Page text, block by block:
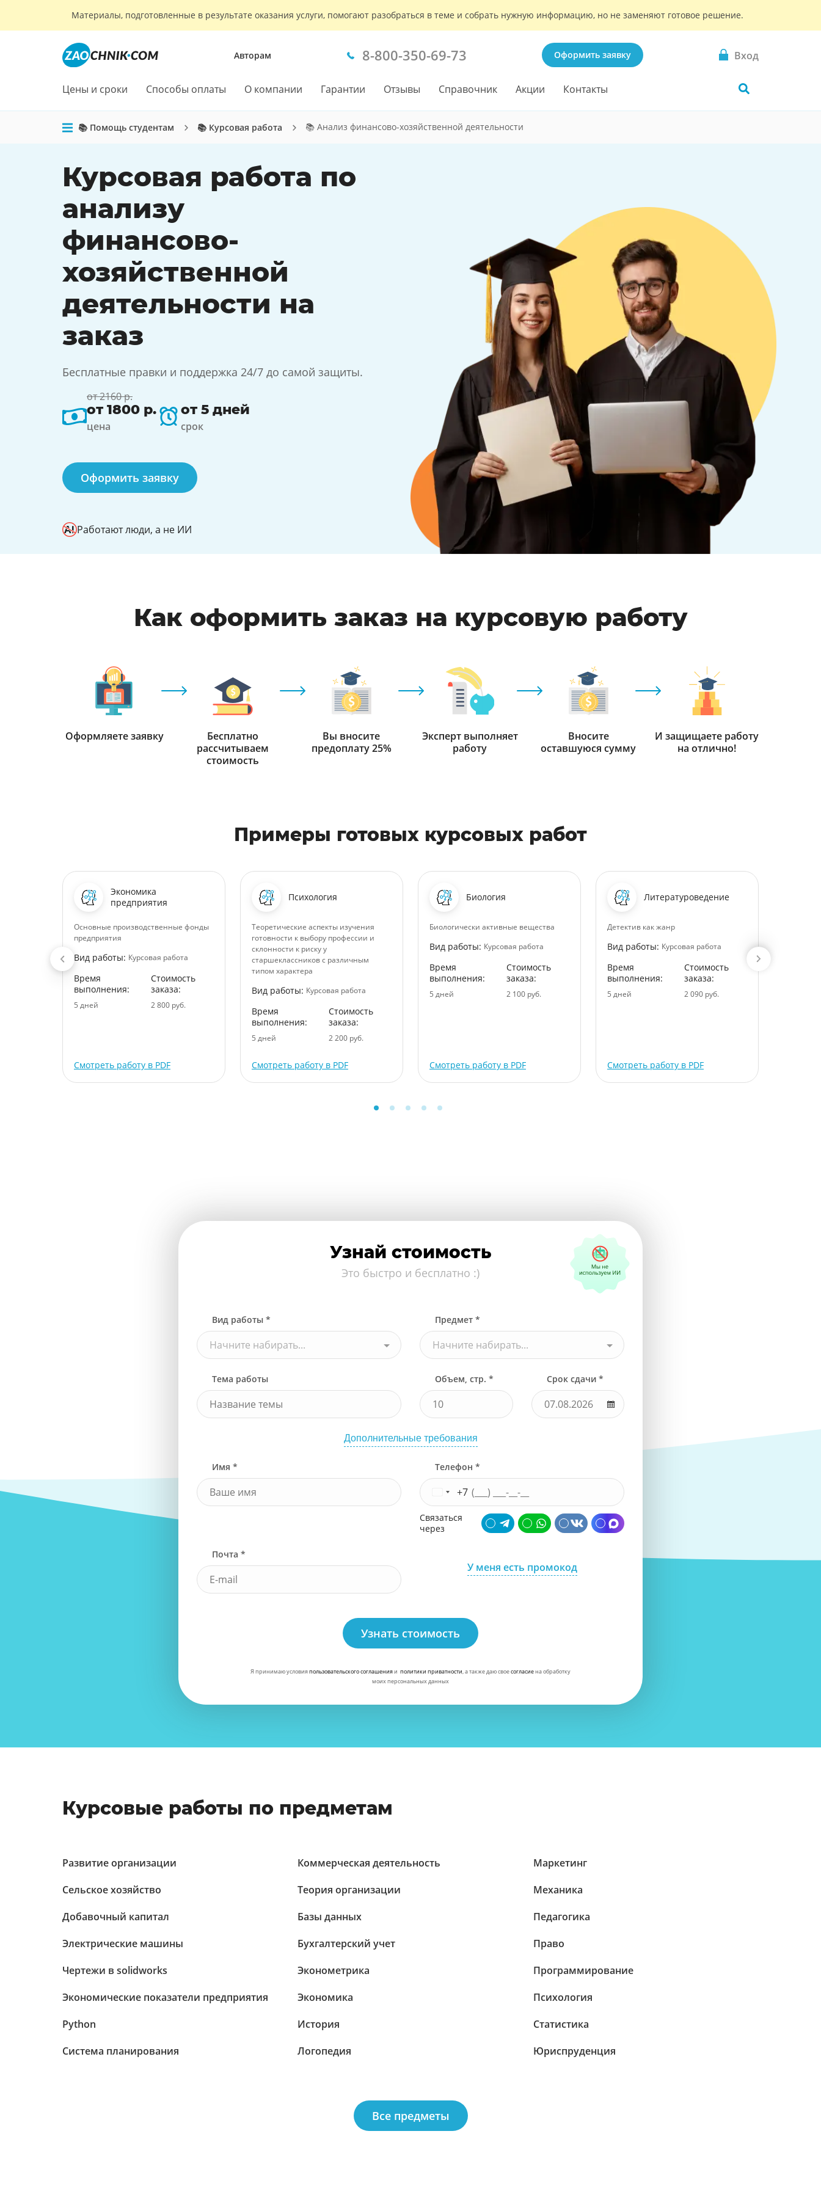
Материалы, подготовленные в результате оказания услуги, помогают разобраться в теме и собрать нужную информацию, но не заменяют готовое решение.
Авторам 8-800-350-69-73 Оформить заявку Вход
Цены и сроки Способы оплаты О компании Гарантии Отзывы Справочник Акции Контакты
📚 Помощь студентам 📚 Курсовая работа 📚 Анализ финансово-хозяйственной деятельности
Курсовая работа по
анализу
финансово-
хозяйственной
деятельности на
заказ
Бесплатные правки и поддержка 24/7 до самой защиты.
от 2160 р.
от 1800 р.
цена
от 5 дней
срок
Оформить заявку
Работают люди, а не ИИ
Как оформить заказ на курсовую работу
Оформляете заявку
Бесплатно
рассчитываем
стоимость
Вы вносите
предоплату 25%
Эксперт выполняет
работу
Вносите
оставшуюся сумму
И защищаете работу
на отлично!
Примеры готовых курсовых работ
Экономика
предприятия
Основные производственные фонды
предприятия
Вид работы: Курсовая работа
Время
выполнения:
5 дней
Стоимость
заказа:
2 800 руб.
Смотреть работу в PDF
Психология
Теоретические аспекты изучения
готовности к выбору профессии и
склонности к риску у
старшеклассников с различным
типом характера
Вид работы: Курсовая работа
Время
выполнения:
5 дней
Стоимость
заказа:
2 200 руб.
Смотреть работу в PDF
Биология
Биологически активные вещества
Вид работы: Курсовая работа
Время
выполнения:
5 дней
Стоимость
заказа:
2 100 руб.
Смотреть работу в PDF
Литературоведение
Детектив как жанр
Вид работы: Курсовая работа
Время
выполнения:
5 дней
Стоимость
заказа:
2 090 руб.
Смотреть работу в PDF
Узнай стоимость
Это быстро и бесплатно :)
Вид работы *
Начните набирать...
Предмет *
Начните набирать...
Тема работы Объем, стр. * Срок сдачи *
Дополнительные требования
Имя * Телефон *
+7
Связаться
через
Почта *
У меня есть промокод
Узнать стоимость
Я принимаю условияпользовательского соглашенияи политики приватности, а также даю своесогласиена обработку
моих персональных данных
Курсовые работы по предметам
Развитие организации
Сельское хозяйство
Добавочный капитал
Электрические машины
Чертежи в solidworks
Экономические показатели предприятия
Python
Система планирования
Коммерческая деятельность
Теория организации
Базы данных
Бухгалтерский учет
Эконометрика
Экономика
История
Логопедия
Маркетинг
Механика
Педагогика
Право
Программирование
Психология
Статистика
Юриспруденция
Все предметы